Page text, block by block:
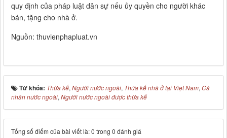
quy định của pháp luật dân sự nếu ủy quyền cho người khác
bán, tặng cho nhà ở.
Nguồn: thuvienphapluat.vn
Từ khóa: Thừa kế, Người nước ngoài, Thừa kế nhà ở tại Việt Nam, Cá
nhân nước ngoài, Người nước ngoài được thừa kế
Tổng số điểm của bài viết là: 0 trong 0 đánh giá